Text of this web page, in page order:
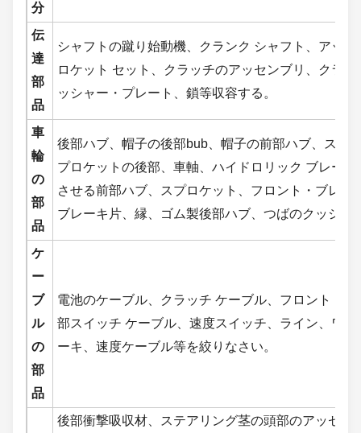
分
伝
達
部
品
シャフトの蹴り始動機、クランク シャフト、アッ
ロケット セット、クラッチのアッセンブリ、クラ
ッシャー・プレート、鎖等収容する。
車
輪
の
部
品
後部ハブ、帽子の後部bub、帽子の前部ハブ、ステ
プロケットの後部、車軸、ハイドロリック ブレー
させる前部ハブ、スプロケット、フロント・ブレー
ブレーキ片、縁、ゴム製後部ハブ、つばのクッショ
ケ
ー
ブ
ル
の
部
品
電池のケーブル、クラッチ ケーブル、フロント・
部スイッチ ケーブル、速度スイッチ、ライン、ワ
ーキ、速度ケーブル等を絞りなさい。
後部衝撃吸収材、ステアリング茎の頭部のアッセン